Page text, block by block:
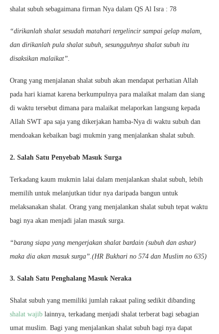
shalat subuh sebagaimana firman Nya dalam QS Al Isra : 78
“dirikanlah shalat sesudah matahari tergelincir sampai gelap malam,
dan dirikanlah pula shalat subuh, sesungguhnya shalat subuh itu
disaksikan malaikat”.
Orang yang menjalanan shalat subuh akan mendapat perhatian Allah
pada hari kiamat karena berkumpulnya para malaikat malam dan siang
di waktu tersebut dimana para malaikat melaporkan langsung kepada
Allah SWT apa saja yang dikerjakan hamba-Nya di waktu subuh dan
mendoakan kebaikan bagi mukmin yang menjalankan shalat subuh.
2. Salah Satu Penyebab Masuk Surga
Terkadang kaum mukmin lalai dalam menjalankan shalat subuh, lebih
memilih untuk melanjutkan tidur nya daripada bangun untuk
melaksanakan shalat. Orang yang menjalankan shalat subuh tepat waktu
bagi nya akan menjadi jalan masuk surga.
“barang siapa yang mengerjakan shalat bardain (subuh dan ashar)
maka dia akan masuk surga”.(HR Bukhari no 574 dan Muslim no 635)
3. Salah Satu Penghalang Masuk Neraka
Shalat subuh yang memiliki jumlah rakaat paling sedikit dibanding
shalat wajib lainnya, terkadang menjadi shalat terberat bagi sebagian
umat muslim. Bagi yang menjalankan shalat subuh bagi nya dapat